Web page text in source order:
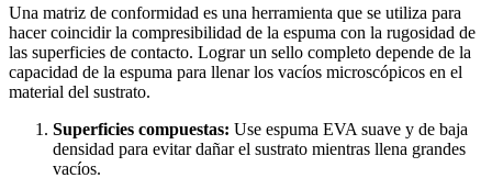
Una matriz de conformidad es una herramienta que se utiliza para
hacer coincidir la compresibilidad de la espuma con la rugosidad de
las superficies de contacto. Lograr un sello completo depende de la
capacidad de la espuma para llenar los vacíos microscópicos en el
material del sustrato.
Superficies compuestas: Use espuma EVA suave y de baja
densidad para evitar dañar el sustrato mientras llena grandes
vacíos.